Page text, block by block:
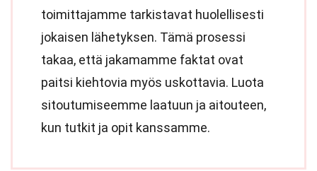
toimittajamme tarkistavat huolellisesti
jokaisen lähetyksen. Tämä prosessi
takaa, että jakamamme faktat ovat
paitsi kiehtovia myös uskottavia. Luota
sitoutumiseemme laatuun ja aitouteen,
kun tutkit ja opit kanssamme.